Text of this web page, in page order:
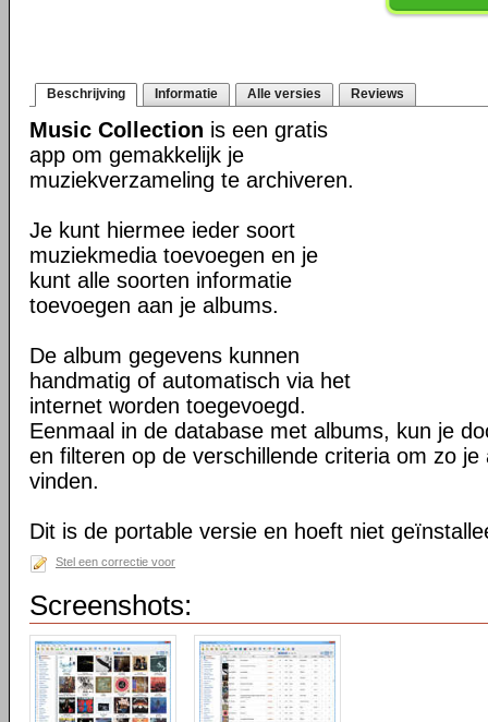
Beschrijving Informatie Alle versies Reviews
Music Collection is een gratis
app om gemakkelijk je
muziekverzameling te archiveren.
Je kunt hiermee ieder soort
muziekmedia toevoegen en je
kunt alle soorten informatie
toevoegen aan je albums.
De album gegevens kunnen
handmatig of automatisch via het
internet worden toegevoegd.
Eenmaal in de database met albums, kun je
en filteren op de verschillende criteria om zo
vinden.
Dit is de portable versie en hoeft niet
Stel een correctie voor
Screenshots: